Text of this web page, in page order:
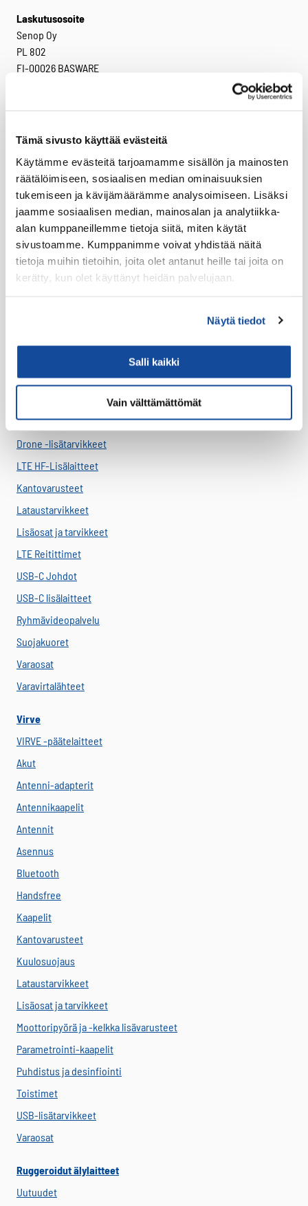
Tämä sivusto käyttää evästeitä
Käytämme evästeitä tarjoamamme sisällön ja mainosten
räätälöimiseen, sosiaalisen median ominaisuuksien
tukemiseen ja kävijämäärämme analysoimiseen. Lisäksi
jaamme sosiaalisen median, mainosalan ja analytiikka-
alan kumppaneillemme tietoja siitä, miten käytät
sivustoamme. Kumppanimme voivat yhdistää näitä
tietoja muihin tietoihin, joita olet antanut heille tai joita on
kerätty, kun olet käyttänyt heidän palvelujaan.
Näytä tiedot
Salli kaikki
Vain välttämättömät
Laskutusosoite
Senop Oy
PL 802
FI-00026 BASWARE
Verkkolaskuosoite:
003717959269
Välittäjä: Basware
Välittäjätunnus: BAWCFI22
Facebook Twitter LinkedIn
Ajoneuvotelakat
Antennit
Drone -lisätarvikkeet
LTE HF-Lisälaitteet
Kantovarusteet
Lataustarvikkeet
Lisäosat ja tarvikkeet
LTE Reitittimet
USB-C Johdot
USB-C lisälaitteet
Ryhmävideopalvelu
Suojakuoret
Varaosat
Varavirtalähteet
Virve
VIRVE -päätelaitteet
Akut
Antenni-adapterit
Antennikaapelit
Antennit
Asennus
Bluetooth
Handsfree
Kaapelit
Kantovarusteet
Kuulosuojaus
Lataustarvikkeet
Lisäosat ja tarvikkeet
Moottoripyörä ja -kelkka lisävarusteet
Parametrointi-kaapelit
Puhdistus ja desinfiointi
Toistimet
USB-lisätarvikkeet
Varaosat
Ruggeroidut älylaitteet
Uutuudet